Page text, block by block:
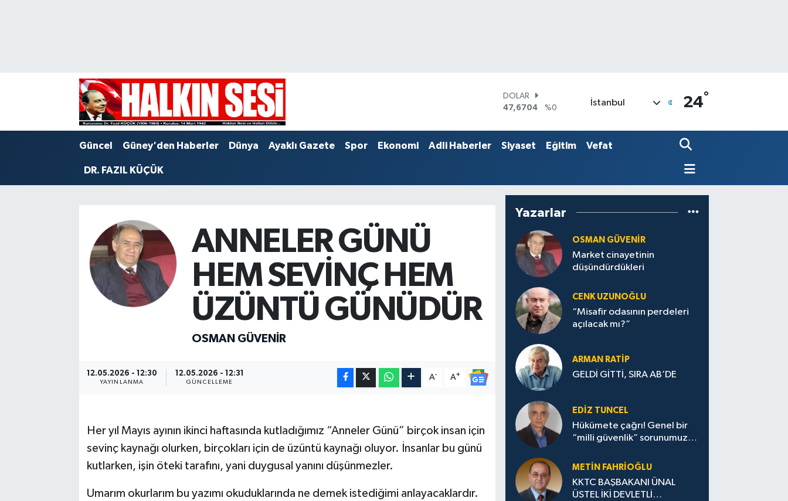
DOLAR
47,6704
%0
55,0406
%-0.08
STERLİN
İstanbul 24°
Güncel Güney'den Haberler Dünya Ayaklı Gazete Spor Ekonomi Adli Haberler Siyaset Eğitim Vefat
DR. FAZIL KÜÇÜK
ANNELER GÜNÜ
HEM SEVİNÇ HEM
ÜZÜNTÜ GÜNÜDÜR
OSMAN GÜVENİR
12.05.2026 - 12:30
YAYINLANMA
12.05.2026 - 12:31
GÜNCELLEME
A- A+
Her yıl Mayıs ayının ikinci haftasında kutladığımız “Anneler Günü” birçok insan için
sevinç kaynağı olurken, birçokları için de üzüntü kaynağı oluyor. İnsanlar bu günü
kutlarken, işin öteki tarafını, yani duygusal yanını düşünmezler.
Umarım okurlarım bu yazımı okuduklarında ne demek istediğimi anlayacaklardır.
Yazarlar
OSMAN GÜVENİR
Market cinayetinin
düşündürdükleri
CENK UZUNOĞLU
“Misafir odasının perdeleri
açılacak mı?”
ARMAN RATİP
GELDİ GİTTİ, SIRA AB’DE
EDIZ TUNCEL
Hükümete çağrı! Genel bir
“milli güvenlik” sorunumuz
METIN FAHRİOĞLU
KKTC BAŞBAKANI ÜNAL
ÜSTEL İKİ DEVLETLİ
Trafik Durumu
Puan Durumu ve Fikstür